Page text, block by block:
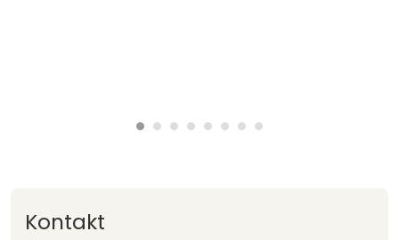
Kontakt